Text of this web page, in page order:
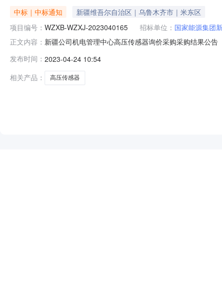
中标｜中标通知
新疆维吾尔自治区｜乌鲁木齐市｜米东区
项目编号： WZXB-WZXJ-2023040165 招标单位： 国家能源集团
正文内容： 新疆公司机电管理中心高压传感器询价采购采购结果公
负责受理采购投诉。异议接收单位：国家能源集团物资
发布时间： 2023-04-24 10:54
相关产品：
高压传感器